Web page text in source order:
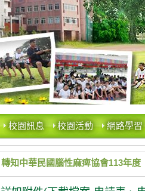
校園訊息 校園活動 網路學習
轉知中華民國腦性麻痺協會113年